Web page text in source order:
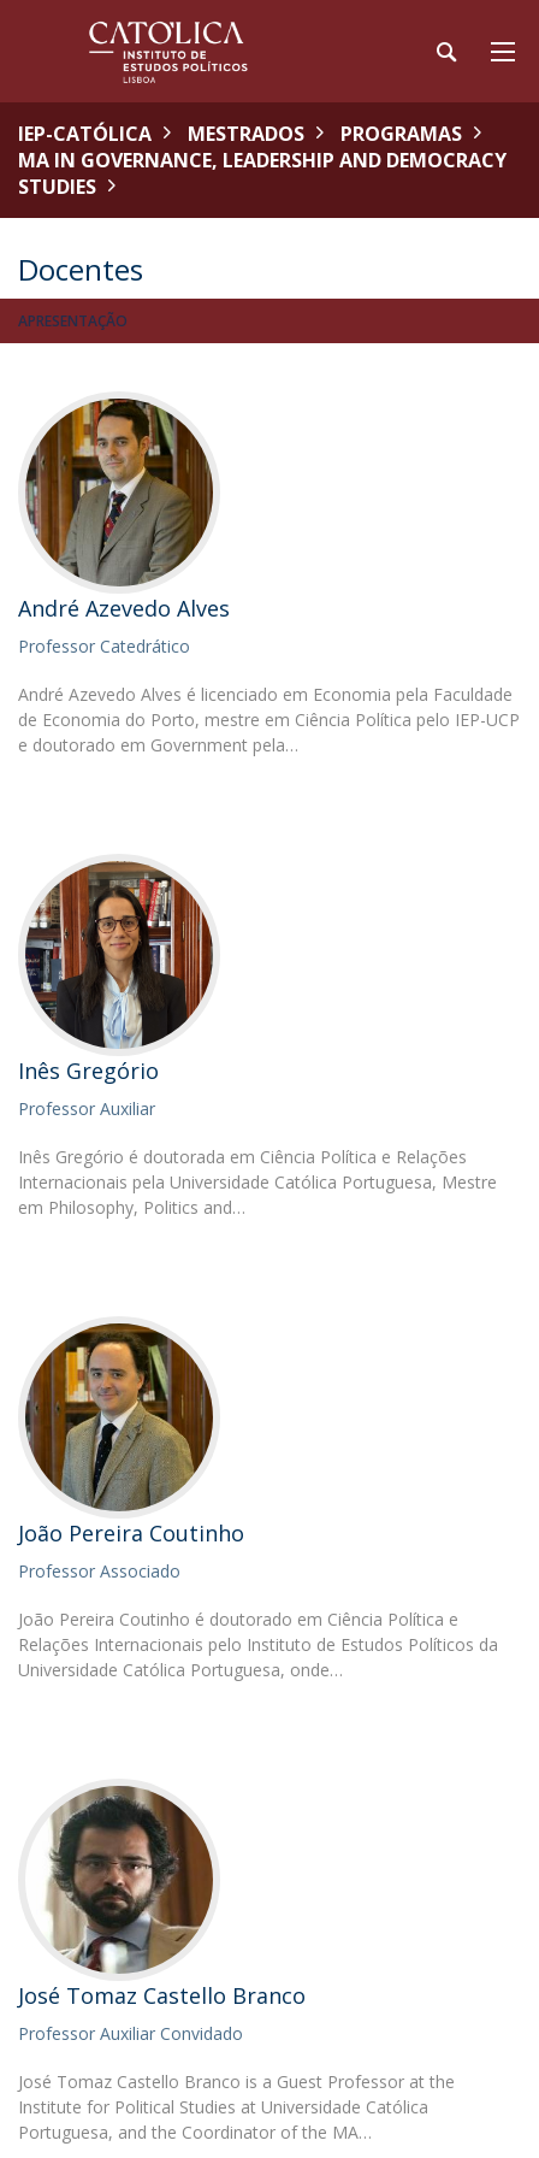
IEP-CATÓLICA MESTRADOS
PROGRAMAS
MA IN GOVERNANCE, LEADERSHIP AND DEMOCRACY
STUDIES
Docentes
APRESENTAÇÃO
André Azevedo Alves
Professor Catedrático
André Azevedo Alves é licenciado em Economia pela Faculdade
de Economia do Porto, mestre em Ciência Política pelo IEP-UCP
e doutorado em Government pela…
Inês Gregório
Professor Auxiliar
Inês Gregório é doutorada em Ciência Política e Relações
Internacionais pela Universidade Católica Portuguesa, Mestre
em Philosophy, Politics and…
João Pereira Coutinho
Professor Associado
João Pereira Coutinho é doutorado em Ciência Política e
Relações Internacionais pelo Instituto de Estudos Políticos da
Universidade Católica Portuguesa, onde…
José Tomaz Castello Branco
Professor Auxiliar Convidado
José Tomaz Castello Branco is a Guest Professor at the
Institute for Political Studies at Universidade Católica
Portuguesa, and the Coordinator of the MA…